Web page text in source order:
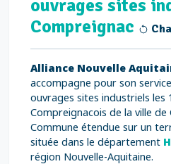
ouvrages sites
Compreignac
Alliance Nouvelle
accompagne pour son
ouvrages sites industriels les
Compreignacois de la ville de
Commune étendue sur un
située dans le département
région Nouvelle-Aquitaine.